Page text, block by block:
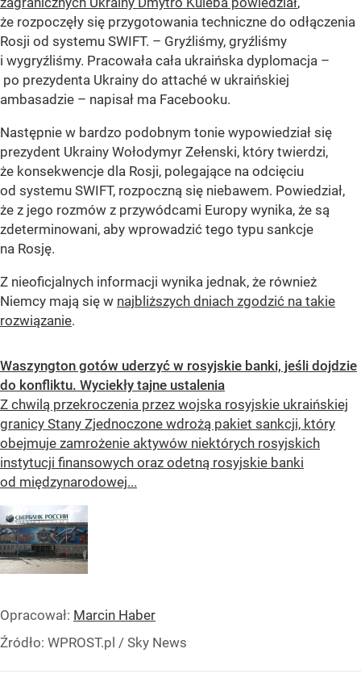
że rozpoczęły się przygotowania techniczne do odłączenia
Rosji od systemu SWIFT. – Gryźliśmy, gryźliśmy
i wygryźliśmy. Pracowała cała ukraińska dyplomacja –
po prezydenta Ukrainy do attaché w ukraińskiej
ambasadzie – napisał ma Facebooku.
Następnie w bardzo podobnym tonie wypowiedział się
prezydent Ukrainy Wołodymyr Zełenski, który twierdzi,
że konsekwencje dla Rosji, polegające na odcięciu
od systemu SWIFT, rozpoczną się niebawem. Powiedział,
że z jego rozmów z przywódcami Europy wynika, że są
zdeterminowani, aby wprowadzić tego typu sankcje
na Rosję.
Z nieoficjalnych informacji wynika jednak, że również
Niemcy mają się w najbliższych dniach zgodzić na takie
rozwiązanie.
Waszyngton gotów uderzyć w rosyjskie banki, jeśli dojdzie
do konfliktu. Wyciekły tajne ustalenia
Z chwilą przekroczenia przez wojska rosyjskie ukraińskiej
granicy Stany Zjednoczone wdrożą pakiet sankcji, który
obejmuje zamrożenie aktywów niektórych rosyjskich
instytucji finansowych oraz odetną rosyjskie banki
od międzynarodowej...
Opracował: Marcin Haber
Źródło: WPROST.pl / Sky News